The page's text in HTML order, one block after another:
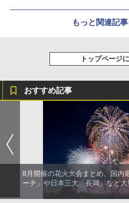
もっと関連記
トップページ
おすすめ記事
8月開催の花火大会まとめ。国内
ーチ」や日本三大「長岡」など大